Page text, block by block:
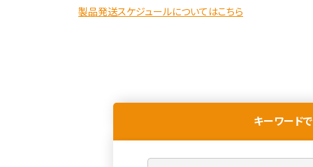
製品発送スケジュールについてはこちら
キーワード